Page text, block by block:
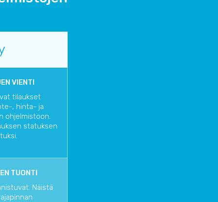
VIENTI
tilaukset
, hinta- ja
ohjelmistoon.
statuksen
TUONTI
Näistä